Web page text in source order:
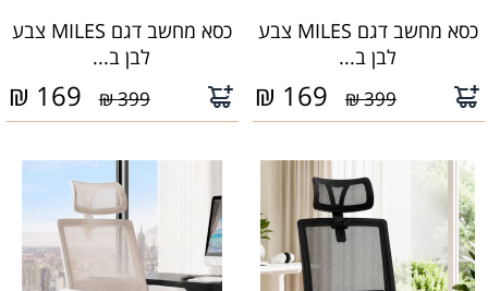
כסא מחשב דגם MILES צבע
לבן ב...
399 ₪
169
₪
כסא מחשב דגם MILES צבע
לבן ב...
399 ₪
169
₪